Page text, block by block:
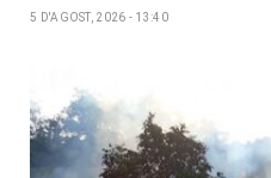
5 D'AGOST, 2026 - 13:40